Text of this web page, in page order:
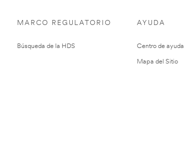
MARCO REGULATORIO
Búsqueda de la HDS
AYUDA
Centro de ayuda
Mapa del Sitio